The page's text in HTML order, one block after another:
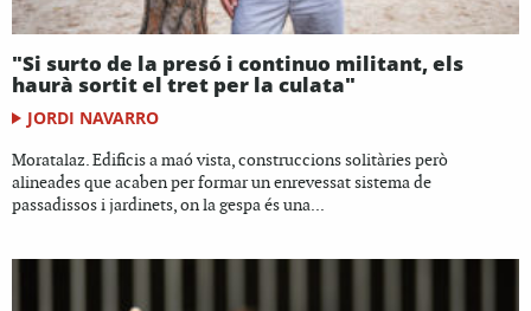
"Si surto de la presó i continuo militant, els
haurà sortit el tret per la culata"
JORDI NAVARRO
Moratalaz. Edificis a maó vista, construccions solitàries però
alineades que acaben per formar un enrevessat sistema de
passadissos i jardinets, on la gespa és una...